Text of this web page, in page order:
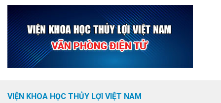
VIỆN KHOA HỌC THỦY LỢI VIỆT NAM